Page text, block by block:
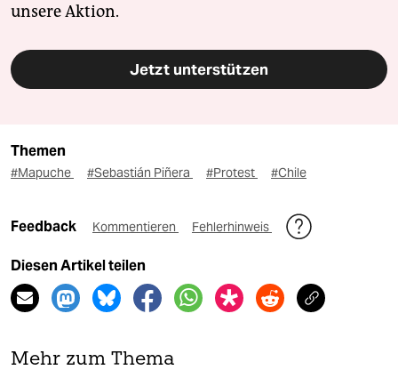
unsere Aktion.
Jetzt unterstützen
Themen
#Mapuche #Sebastián Piñera #Protest #Chile
Feedback Kommentieren Fehlerhinweis
Diesen Artikel teilen
Mehr zum Thema